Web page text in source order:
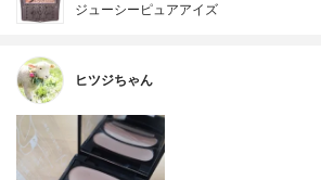
ジューシーピュアアイズ
ヒツジちゃん